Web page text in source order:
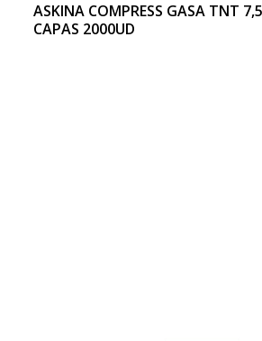
ASKINA COMPRESS GASA TNT
CAPAS 2000UD